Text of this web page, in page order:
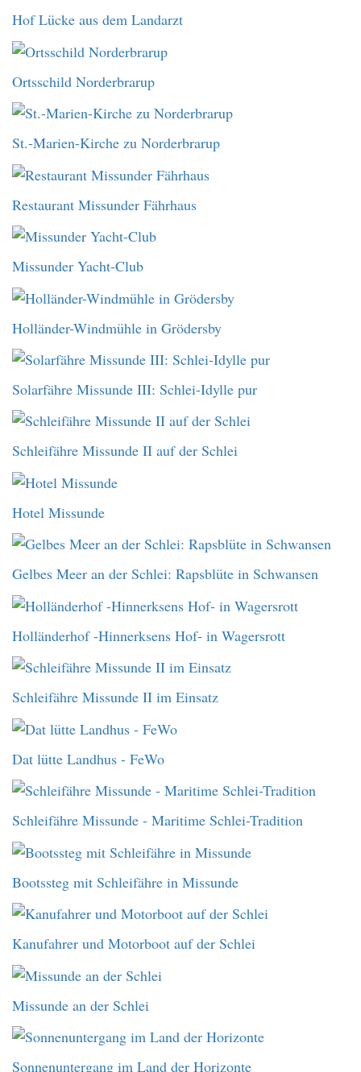
Hof Lücke aus dem Landarzt
Ortsschild Norderbrarup
St.-Marien-Kirche zu Norderbrarup
Restaurant Missunder Fährhaus
Missunder Yacht-Club
Holländer-Windmühle in Grödersby
Solarfähre Missunde III: Schlei-Idylle pur
Schleifähre Missunde II auf der Schlei
Hotel Missunde
Gelbes Meer an der Schlei: Rapsblüte in Schwansen
Holländerhof -Hinnerksens Hof- in Wagersrott
Schleifähre Missunde II im Einsatz
Dat lütte Landhus - FeWo
Schleifähre Missunde - Maritime Schlei-Tradition
Bootssteg mit Schleifähre in Missunde
Kanufahrer und Motorboot auf der Schlei
Missunde an der Schlei
Sonnenuntergang im Land der Horizonte